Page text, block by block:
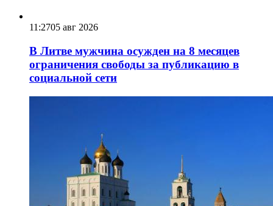
11:2705 авг 2026
В Литве мужчина осужден на 8 месяцев
ограничения свободы за публикацию в
социальной сети